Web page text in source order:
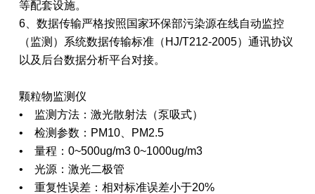
等配套设施。
6、数据传输严格按照国家环保部污染源在线自动监控
（监测）系统数据传输标准（HJ/T212-2005）通讯协议
以及后台数据分析平台对接。
颗粒物监测仪
• 监测方法：激光散射法（泵吸式）
• 检测参数：PM10、PM2.5
• 量程：0~500ug/m3 0~1000ug/m3
• 光源：激光二极管
• 重复性误差：相对标准误差小于20%